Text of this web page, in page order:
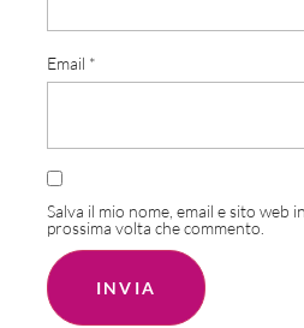
Email *
Salva il mio nome, email e sito web
prossima volta che commento.